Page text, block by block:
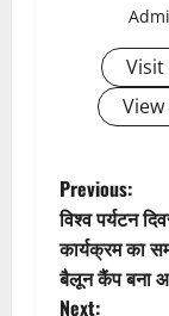
P
o
s
Previous:
विश्व पर्यटन
कार्यक्रम का
बैलून कैंप बना
Next: